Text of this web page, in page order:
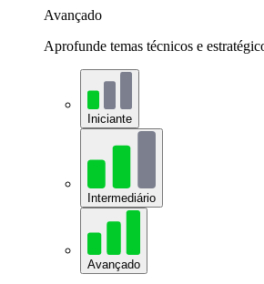
Avançado
Aprofunde temas técnicos e
Iniciante
Intermediário
Avançado